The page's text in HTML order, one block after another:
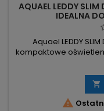
AQUAEL LEDDY
IDEALNA
Aquael LEDDY
kompaktowe
cm). 10W – niskie
10000 K – jasne,
koralowców. 20–30
zbiorników otwartych.

